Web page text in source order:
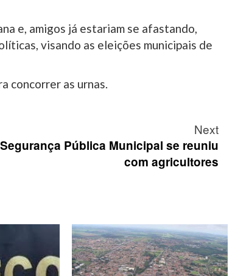
e, amigos já estariam se afastando,
visando as eleições municipais de
concorrer as urnas.
Next
Segurança Pública Municipal se reuniu
com agricultores